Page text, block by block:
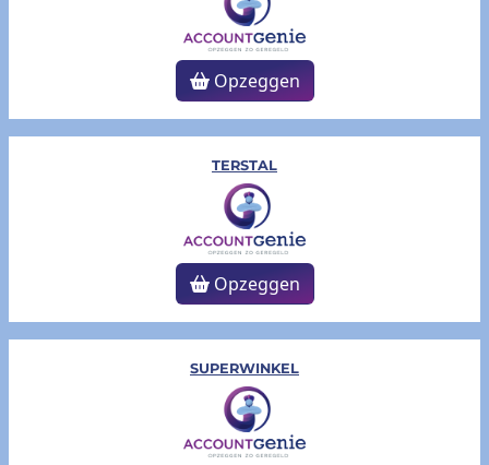
Opzeggen
TERSTAL
Opzeggen
SUPERWINKEL